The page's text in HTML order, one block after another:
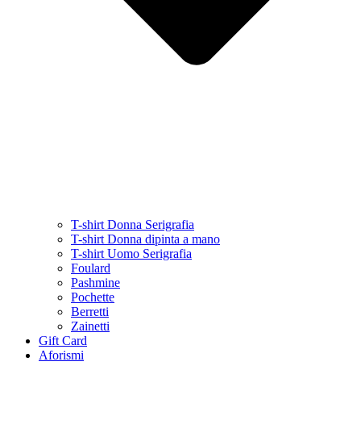
T-shirt Donna Serigrafia
T-shirt Donna dipinta a mano
T-shirt Uomo Serigrafia
Foulard
Pashmine
Pochette
Berretti
Zainetti
Gift Card
Aforismi